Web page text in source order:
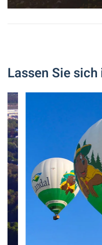
Lassen Sie